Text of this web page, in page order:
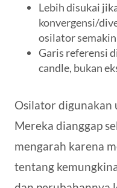
Lebih disukai
konvergensi/
osilator semakin
Garis referensi
candle, bukan
Osilator digunakan
Mereka dianggap
mengarah karena
tentang